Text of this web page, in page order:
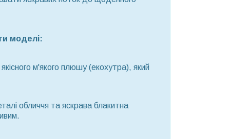
моделі:
м'якого плюшу (екохутра), який
обличчя та яскрава блакитна